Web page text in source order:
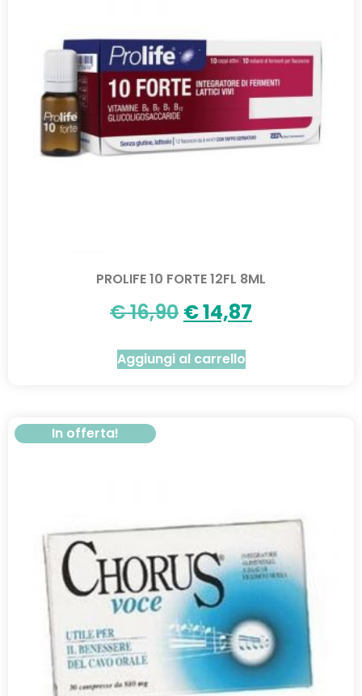
PROLIFE 10 FORTE 12FL 8ML
€16,90 €14,87
Aggiungi al carrello
In offerta!